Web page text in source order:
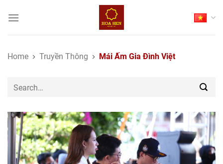
Home Truyền Thông Mái Ấm Gia Đình Việt